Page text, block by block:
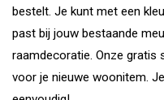
bestelt. Je kunt met een
past bij jouw bestaande
raamdecoratie. Onze gratis
voor je nieuwe woonitem.